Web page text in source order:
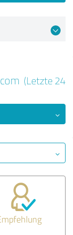
(Letzte 24